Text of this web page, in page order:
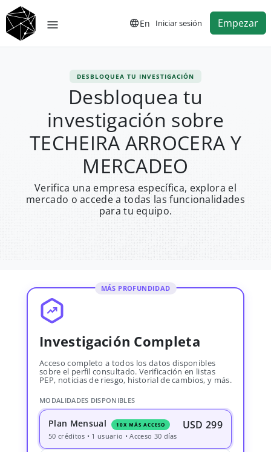
En Iniciar sesión Empezar
DESBLOQUEA TU INVESTIGACIÓN
Desbloquea tu
investigación sobre
TECHEIRA ARROCERA Y
MERCADEO
Verifica una empresa específica, explora el
mercado o accede a todas las funcionalidades
para tu equipo.
MÁS PROFUNDIDAD
Investigación Completa
Acceso completo a todos los datos disponibles
sobre el perfil consultado. Verificación en listas
PEP, noticias de riesgo, historial de cambios, y más.
MODALIDADES DISPONIBLES
Plan Mensual 10X MÁS ACCESO USD 299
50 créditos • 1 usuario • Acceso 30 días